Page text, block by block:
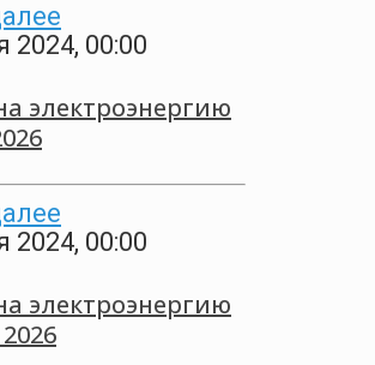
2024, 00:00
электроэнергию
2024, 00:00
электроэнергию